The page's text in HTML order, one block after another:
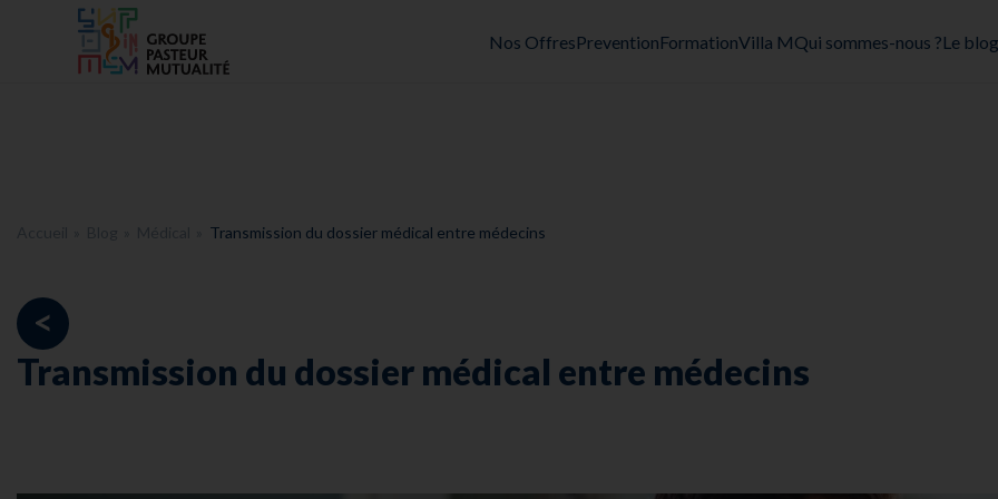
Accueil - Groupe Pasteur Mutualité
Nos OffresPreventionFormationVilla MQui sommes-nous ?Le blog
Transmission du dossier médical entre médecins
<
Transmission du dossier médical entre médecins